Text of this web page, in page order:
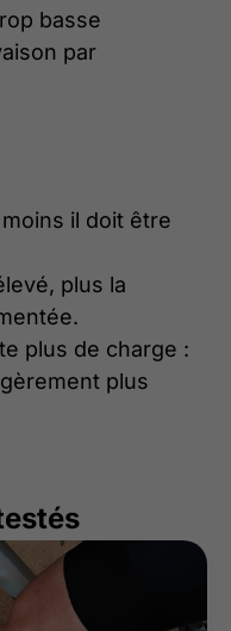
basse
par
il doit être
plus la
plus de charge :
plus